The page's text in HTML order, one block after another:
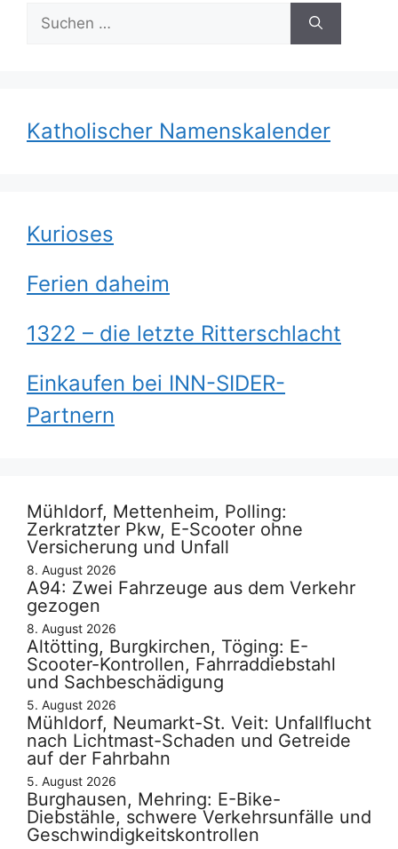
Suchen
nach:
Katholischer Namenskalender
Kurioses
Ferien daheim
1322 – die letzte Ritterschlacht
Einkaufen bei INN-SIDER-
Partnern
Mühldorf, Mettenheim, Polling:
Zerkratzter Pkw, E-Scooter ohne
Versicherung und Unfall
8. August 2026
A94: Zwei Fahrzeuge aus dem Verkehr
gezogen
8. August 2026
Altötting, Burgkirchen, Töging: E-
Scooter-Kontrollen, Fahrraddiebstahl
und Sachbeschädigung
5. August 2026
Mühldorf, Neumarkt-St. Veit: Unfallflucht
nach Lichtmast-Schaden und Getreide
auf der Fahrbahn
5. August 2026
Burghausen, Mehring: E-Bike-
Diebstähle, schwere Verkehrsunfälle und
Geschwindigkeitskontrollen